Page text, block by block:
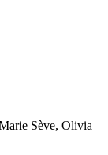
Sève, Olivia